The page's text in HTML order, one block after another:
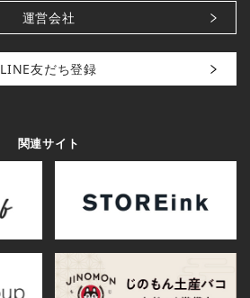
運営会社
LINE友だち登録
関連サイト